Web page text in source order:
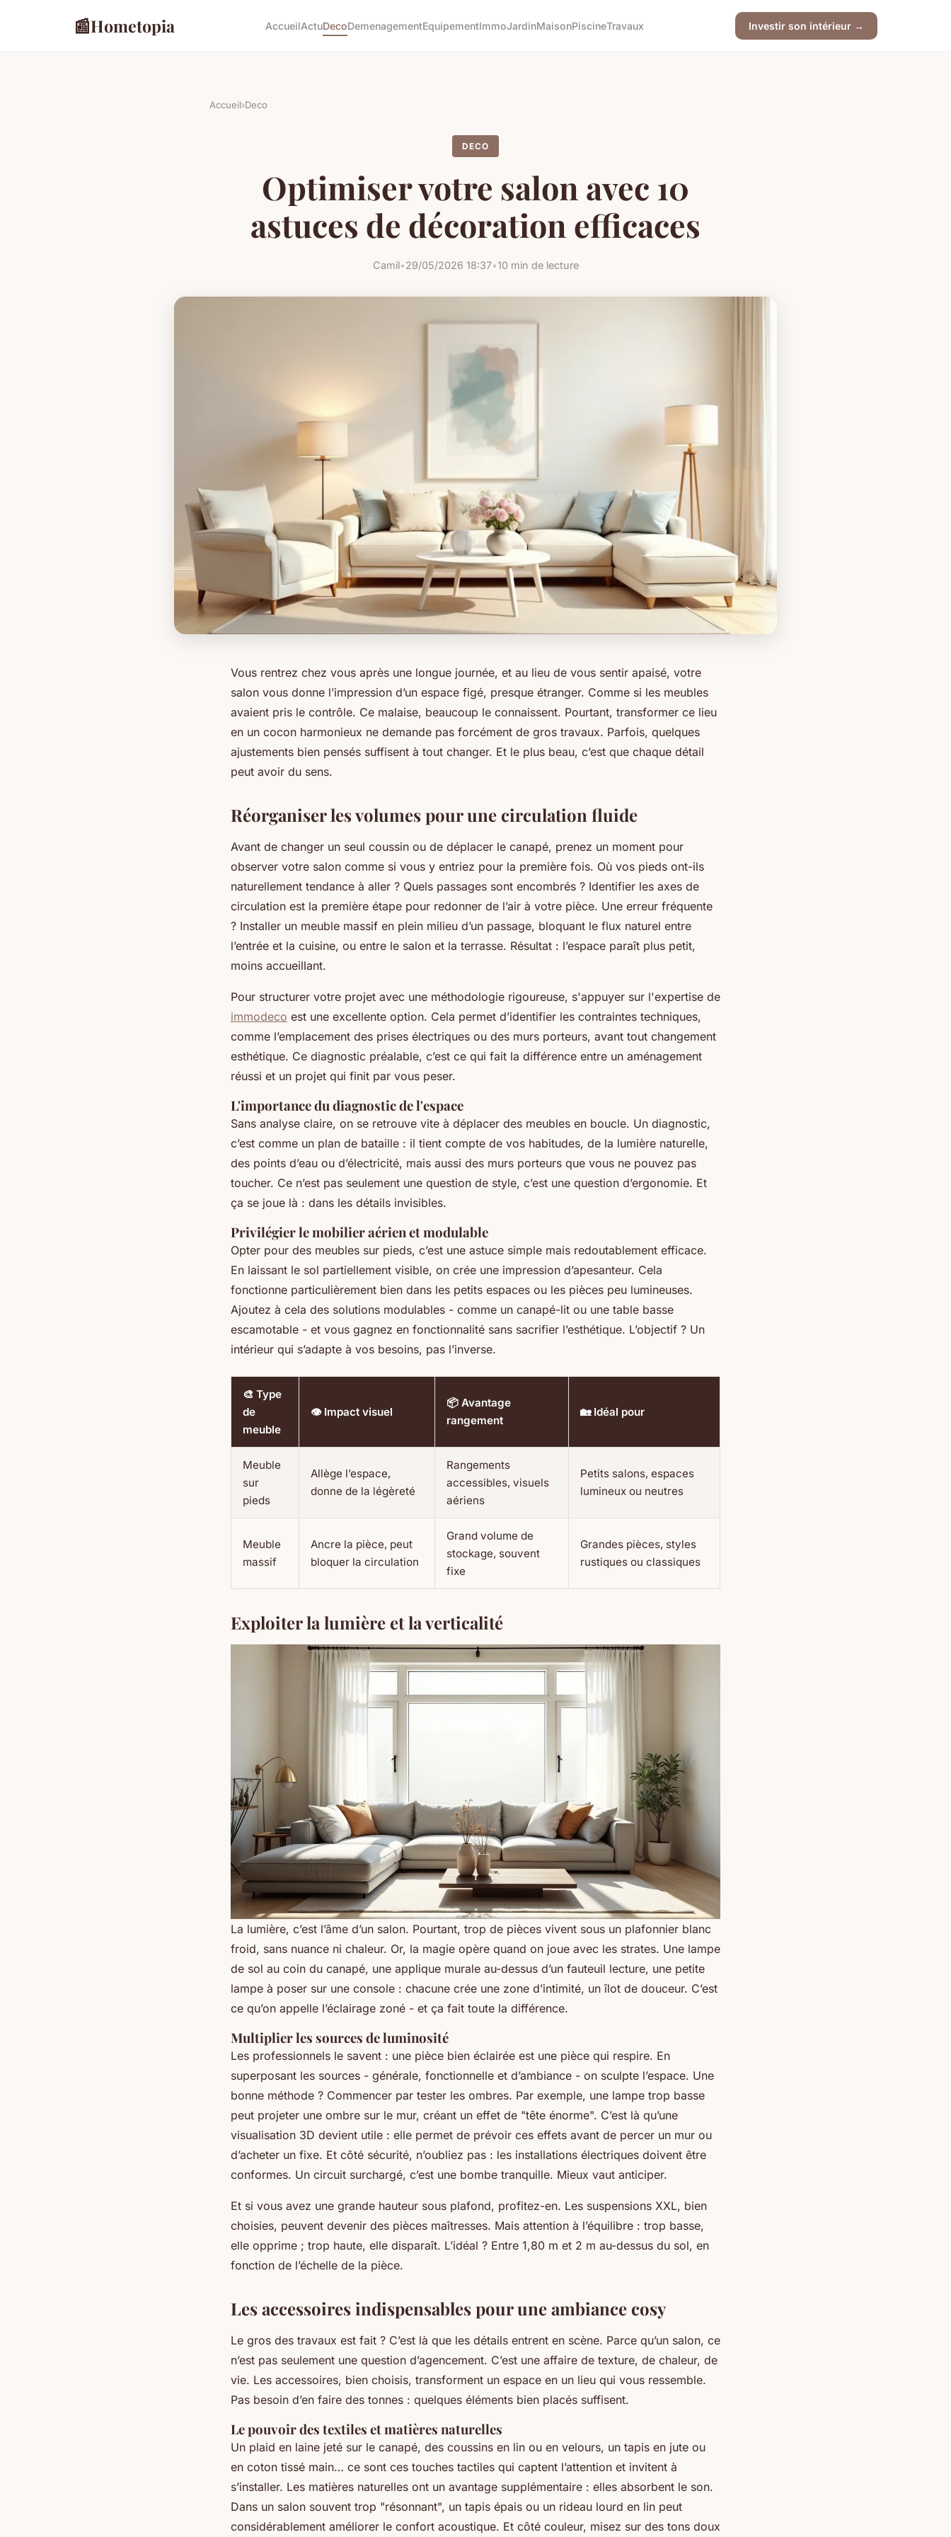
📰Hometopia AccueilActuDecoDemenagementEquipementImmoJardinMaisonPiscineTravaux Investir son intérieur →
Accueil›Deco
DECO
Optimiser votre salon avec 10
astuces de décoration efficaces
Camil•29/05/2026 18:37•10 min de lecture
Vous rentrez chez vous après une longue journée, et au lieu de vous sentir apaisé, votre
salon vous donne l’impression d’un espace figé, presque étranger. Comme si les meubles
avaient pris le contrôle. Ce malaise, beaucoup le connaissent. Pourtant, transformer ce lieu
en un cocon harmonieux ne demande pas forcément de gros travaux. Parfois, quelques
ajustements bien pensés suffisent à tout changer. Et le plus beau, c’est que chaque détail
peut avoir du sens.
Réorganiser les volumes pour une circulation fluide
Avant de changer un seul coussin ou de déplacer le canapé, prenez un moment pour
observer votre salon comme si vous y entriez pour la première fois. Où vos pieds ont-ils
naturellement tendance à aller ? Quels passages sont encombrés ? Identifier les axes de
circulation est la première étape pour redonner de l’air à votre pièce. Une erreur fréquente
? Installer un meuble massif en plein milieu d’un passage, bloquant le flux naturel entre
l’entrée et la cuisine, ou entre le salon et la terrasse. Résultat : l’espace paraît plus petit,
moins accueillant.
Pour structurer votre projet avec une méthodologie rigoureuse, s'appuyer sur l'expertise de
immodeco est une excellente option. Cela permet d’identifier les contraintes techniques,
comme l’emplacement des prises électriques ou des murs porteurs, avant tout changement
esthétique. Ce diagnostic préalable, c’est ce qui fait la différence entre un aménagement
réussi et un projet qui finit par vous peser.
L'importance du diagnostic de l'espace
Sans analyse claire, on se retrouve vite à déplacer des meubles en boucle. Un diagnostic,
c’est comme un plan de bataille : il tient compte de vos habitudes, de la lumière naturelle,
des points d’eau ou d’électricité, mais aussi des murs porteurs que vous ne pouvez pas
toucher. Ce n’est pas seulement une question de style, c’est une question d’ergonomie. Et
ça se joue là : dans les détails invisibles.
Privilégier le mobilier aérien et modulable
Opter pour des meubles sur pieds, c’est une astuce simple mais redoutablement efficace.
En laissant le sol partiellement visible, on crée une impression d’apesanteur. Cela
fonctionne particulièrement bien dans les petits espaces ou les pièces peu lumineuses.
Ajoutez à cela des solutions modulables - comme un canapé-lit ou une table basse
escamotable - et vous gagnez en fonctionnalité sans sacrifier l’esthétique. L’objectif ? Un
intérieur qui s’adapte à vos besoins, pas l’inverse.
🎨 Type
de
meuble
👁️ Impact visuel
📦 Avantage
rangement
🏡 Idéal pour
Meuble
sur
pieds
Allège l’espace,
donne de la légèreté
Rangements
accessibles, visuels
aériens
Petits salons, espaces
lumineux ou neutres
Meuble
massif
Ancre la pièce, peut
bloquer la circulation
Grand volume de
stockage, souvent
fixe
Grandes pièces, styles
rustiques ou classiques
Exploiter la lumière et la verticalité
La lumière, c’est l’âme d’un salon. Pourtant, trop de pièces vivent sous un plafonnier blanc
froid, sans nuance ni chaleur. Or, la magie opère quand on joue avec les strates. Une lampe
de sol au coin du canapé, une applique murale au-dessus d’un fauteuil lecture, une petite
lampe à poser sur une console : chacune crée une zone d’intimité, un îlot de douceur. C’est
ce qu’on appelle l’éclairage zoné - et ça fait toute la différence.
Multiplier les sources de luminosité
Les professionnels le savent : une pièce bien éclairée est une pièce qui respire. En
superposant les sources - générale, fonctionnelle et d’ambiance - on sculpte l’espace. Une
bonne méthode ? Commencer par tester les ombres. Par exemple, une lampe trop basse
peut projeter une ombre sur le mur, créant un effet de "tête énorme". C’est là qu’une
visualisation 3D devient utile : elle permet de prévoir ces effets avant de percer un mur ou
d’acheter un fixe. Et côté sécurité, n’oubliez pas : les installations électriques doivent être
conformes. Un circuit surchargé, c’est une bombe tranquille. Mieux vaut anticiper.
Et si vous avez une grande hauteur sous plafond, profitez-en. Les suspensions XXL, bien
choisies, peuvent devenir des pièces maîtresses. Mais attention à l’équilibre : trop basse,
elle opprime ; trop haute, elle disparaît. L’idéal ? Entre 1,80 m et 2 m au-dessus du sol, en
fonction de l’échelle de la pièce.
Les accessoires indispensables pour une ambiance cosy
Le gros des travaux est fait ? C’est là que les détails entrent en scène. Parce qu’un salon, ce
n’est pas seulement une question d’agencement. C’est une affaire de texture, de chaleur, de
vie. Les accessoires, bien choisis, transforment un espace en un lieu qui vous ressemble.
Pas besoin d’en faire des tonnes : quelques éléments bien placés suffisent.
Le pouvoir des textiles et matières naturelles
Un plaid en laine jeté sur le canapé, des coussins en lin ou en velours, un tapis en jute ou
en coton tissé main… ce sont ces touches tactiles qui captent l’attention et invitent à
s’installer. Les matières naturelles ont un avantage supplémentaire : elles absorbent le son.
Dans un salon souvent trop "résonnant", un tapis épais ou un rideau lourd en lin peut
considérablement améliorer le confort acoustique. Et côté couleur, misez sur des tons doux